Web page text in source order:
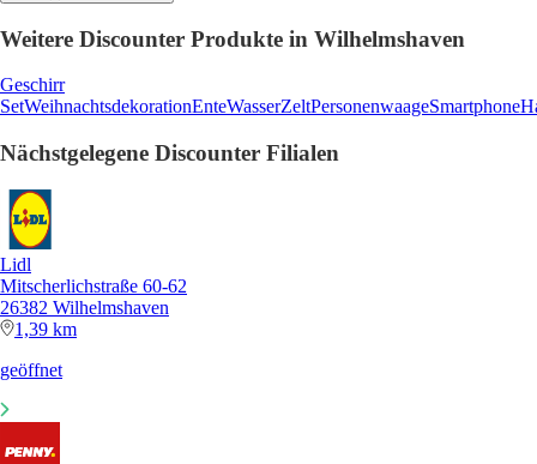
Weitere Discounter Produkte in Wilhelmshaven
Geschirr
SetWeihnachtsdekorationEnteWasserZeltPersonenwaageSmartphone
Nächstgelegene Discounter Filialen
Lidl
Mitscherlichstraße 60-62
26382 Wilhelmshaven
1,39 km
geöffnet